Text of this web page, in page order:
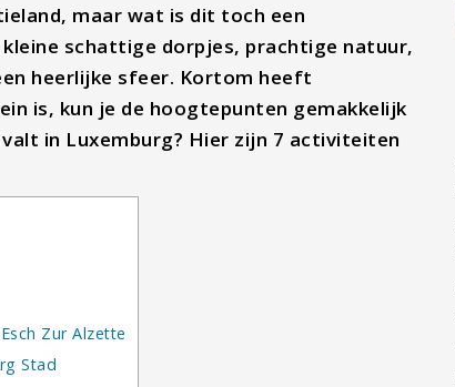
maar wat is dit toch een
schattige dorpjes, prachtige natuur,
heerlijke sfeer. Kortom heeft
is, kun je de hoogtepunten gemakkelijk
in Luxemburg? Hier zijn 7 activiteiten
Zur Alzette
Stad